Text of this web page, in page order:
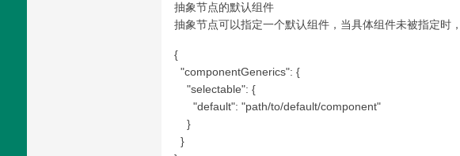
抽象节点的默认组件
抽象节点可以指定一个默认组件，当具体组件未被指定时
{
"componentGenerics": {
"selectable": {
"default": "path/to/default/component"
}
}